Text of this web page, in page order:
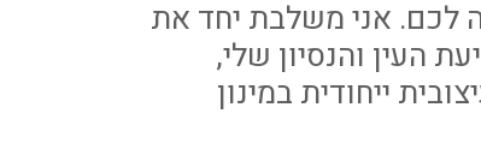
לכם. אני משלבת יחד את
העין והנסיון שלי,
ייחודית במינון